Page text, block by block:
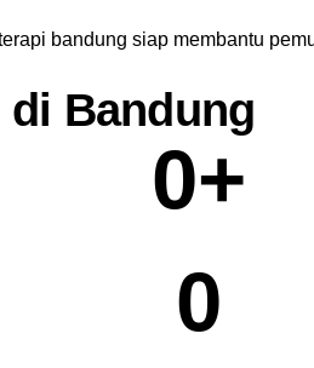
bandung siap membantu
Bandung
0+
0